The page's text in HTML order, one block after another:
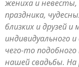
жениха и
праздника,
близких и друзей и
индивидуального
чего-то
нашей свадьбы.